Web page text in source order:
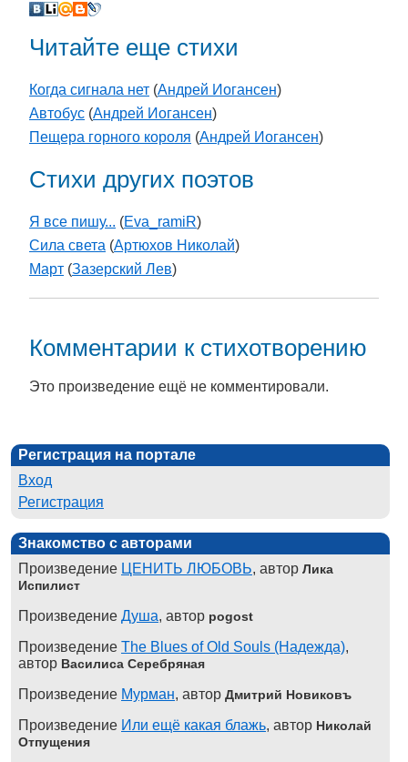
Читайте еще стихи
Когда сигнала нет (Андрей Иогансен)
Автобус (Андрей Иогансен)
Пещера горного короля (Андрей Иогансен)
Стихи других поэтов
Я все пишу... (Eva_ramiR)
Сила света (Артюхов Николай)
Март (Зазерский Лев)
Комментарии к стихотворению
Это произведение ещё не комментировали.
Регистрация на портале
Вход
Регистрация
Знакомство с авторами
Произведение ЦЕНИТЬ ЛЮБОВЬ, автор Лика
Испилист
Произведение Душа, автор pogost
Произведение The Blues of Old Souls (Надежда),
автор Василиса Серебряная
Произведение Мурман, автор Дмитрий Новиковъ
Произведение Или ещё какая блажь, автор Николай
Отпущения